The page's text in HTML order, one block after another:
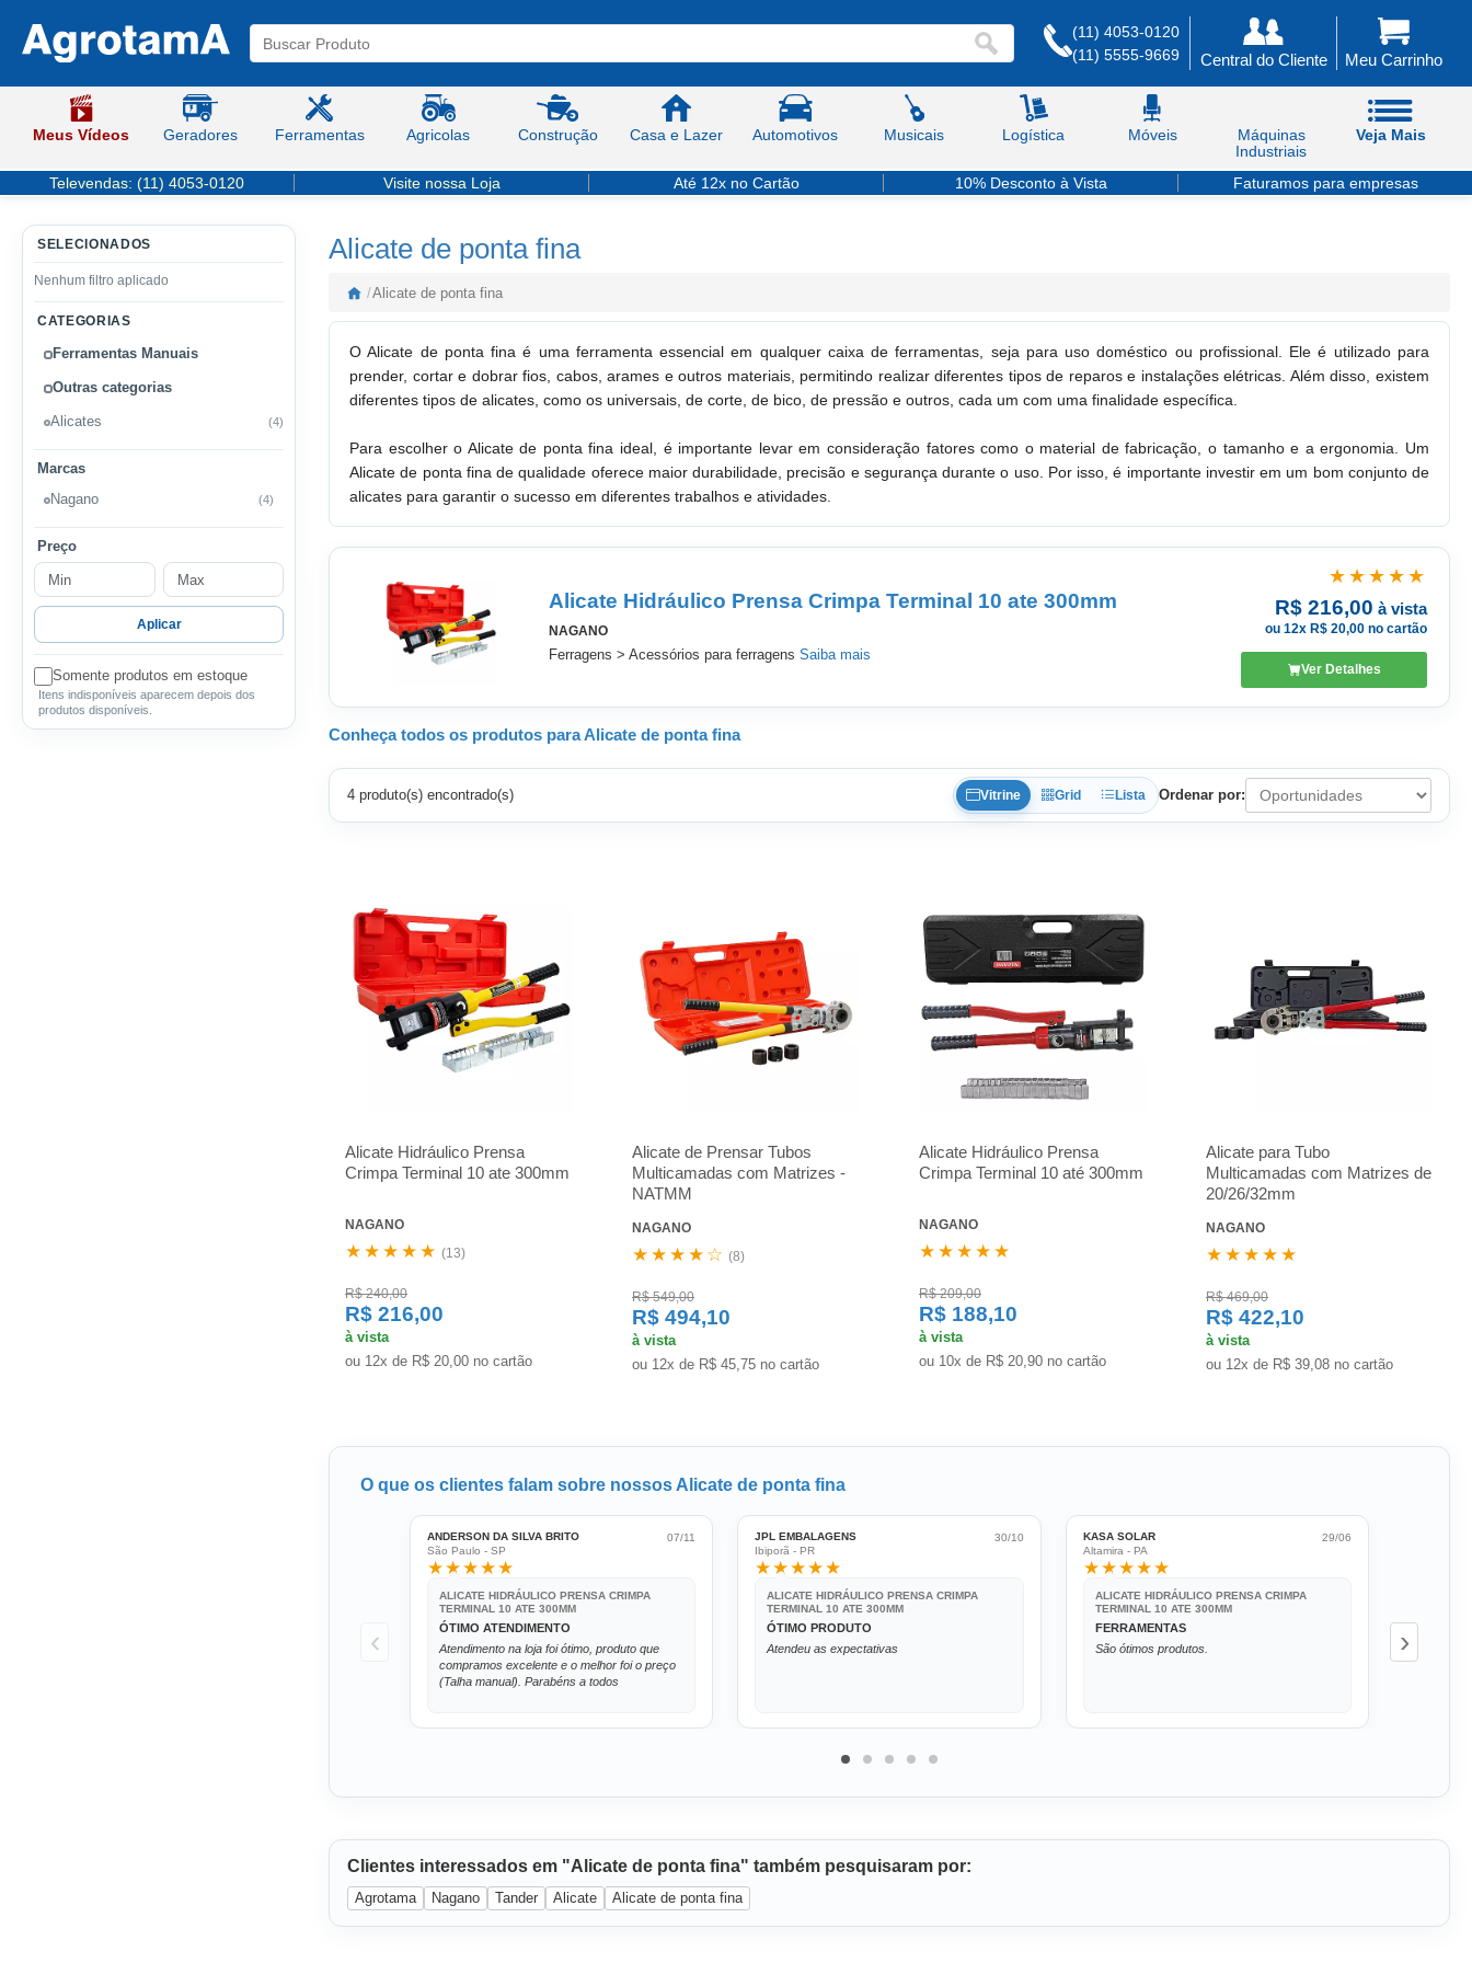
(11) 4053-0120
(11) 5555-9669
Central do Cliente Meu Carrinho
Meus Vídeos Geradores Ferramentas Agricolas Construção Casa e Lazer Automotivos Musicais Logística Móveis
Máquinas
Industriais
Veja Mais
Televendas: (11) 4053-0120 Visite nossa Loja Até 12x no Cartão 10% Desconto à Vista Faturamos para empresas
SELECIONADOS
Nenhum filtro aplicado
CATEGORIAS
Ferramentas Manuais
Outras categorias
Alicates (4)
Marcas
Nagano
(4)
Preço
Aplicar
Somente produtos em estoque
Itens indisponíveis aparecem depois dos
produtos disponíveis.
Alicate de ponta fina
/Alicate de ponta fina
O Alicate de ponta fina é uma ferramenta essencial em qualquer caixa de ferramentas, seja para uso doméstico ou profissional. Ele é utilizado para
prender, cortar e dobrar fios, cabos, arames e outros materiais, permitindo realizar diferentes tipos de reparos e instalações elétricas. Além disso, existem
diferentes tipos de alicates, como os universais, de corte, de bico, de pressão e outros, cada um com uma finalidade específica.
Para escolher o Alicate de ponta fina ideal, é importante levar em consideração fatores como o material de fabricação, o tamanho e a ergonomia. Um
Alicate de ponta fina de qualidade oferece maior durabilidade, precisão e segurança durante o uso. Por isso, é importante investir em um bom conjunto de
alicates para garantir o sucesso em diferentes trabalhos e atividades.
Alicate Hidráulico Prensa Crimpa Terminal 10 ate 300mm
NAGANO
Ferragens > Acessórios para ferragens Saiba mais
★★★★★
R$ 216,00 à vista
ou 12x R$ 20,00 no cartão
Ver Detalhes
Conheça todos os produtos para Alicate de ponta fina
4 produto(s) encontrado(s) Vitrine Grid Lista Ordenar por:
Alicate Hidráulico Prensa
Crimpa Terminal 10 ate 300mm
NAGANO
★★★★★ (13)
R$ 240,00
R$ 216,00
à vista
ou 12x de R$ 20,00 no cartão
Alicate de Prensar Tubos
Multicamadas com Matrizes -
NATMM
NAGANO
★★★★☆ (8)
R$ 549,00
R$ 494,10
à vista
ou 12x de R$ 45,75 no cartão
Alicate Hidráulico Prensa
Crimpa Terminal 10 até 300mm
NAGANO
★★★★★
R$ 209,00
R$ 188,10
à vista
ou 10x de R$ 20,90 no cartão
Alicate para Tubo
Multicamadas com Matrizes de
20/26/32mm
NAGANO
★★★★★
R$ 469,00
R$ 422,10
à vista
ou 12x de R$ 39,08 no cartão
O que os clientes falam sobre nossos Alicate de ponta fina
‹
ANDERSON DA SILVA BRITO
São Paulo - SP
07/11
★★★★★
ALICATE HIDRÁULICO PRENSA CRIMPA
TERMINAL 10 ATE 300MM
ÓTIMO ATENDIMENTO
Atendimento na loja foi ótimo, produto que
compramos excelente e o melhor foi o preço
(Talha manual). Parabéns a todos
JPL EMBALAGENS
Ibiporã - PR
30/10
★★★★★
ALICATE HIDRÁULICO PRENSA CRIMPA
TERMINAL 10 ATE 300MM
ÓTIMO PRODUTO
Atendeu as expectativas
KASA SOLAR
Altamira - PA
29/06
★★★★★
ALICATE HIDRÁULICO PRENSA CRIMPA
TERMINAL 10 ATE 300MM
FERRAMENTAS
São ótimos produtos.
›
Clientes interessados em "Alicate de ponta fina" também pesquisaram por:
Agrotama Nagano Tander Alicate Alicate de ponta fina